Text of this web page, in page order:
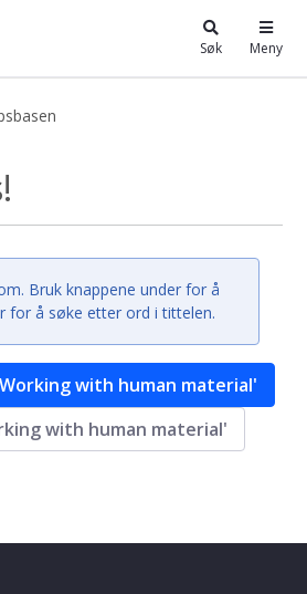
Søk Meny
Bruk knappene under for å
for å søke etter ord i tittelen.
with human material'
with human material'